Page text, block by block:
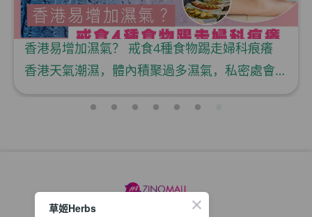
香港易增加濕氣？ 戒食4種食物踢走婦科痕癢
香港天氣潮濕，體內積聚過多濕氣，私密處會出現搔癢、分泌物不正常、有異味的狀況，但許多女性因為害羞及尷尬而選擇忽視及逃避婦科感染問題，漠視發炎情況更有可能令細菌擴散，引發炎症，後果不堪設想！女生如果想遠離異味，就要從日常保養做起，少吃以下食物，好好照顧「妹妹」！ 戒食食物1：奶早午餐時候常會喝咖啡奶茶，其中成分過半都是牛奶，而從中醫的角度看，牛奶屬於寒濕食物，若然脾胃較差，容易引起肚痛和腹瀉，阻礙祛濕，因此最好盡量少飲。 戒食食物2：甜品女生難抵擋甜味誘惑，但由於甜品質感黏稠，易讓脾胃積聚水氣，難以排
草姬Herbs